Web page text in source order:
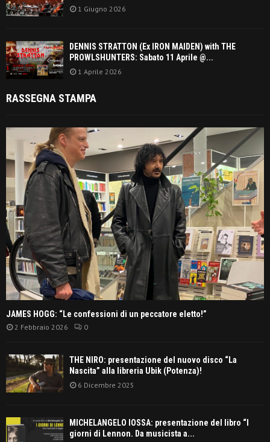
1 Giugno 2026
DENNIS STRATTON (Ex IRON MAIDEN) with THE
PROWLSHUNTERS: Sabato 11 Aprile @...
1 Aprile 2026
RASSEGNA STAMPA
JAMES HOGG: “Le confessioni di un peccatore eletto!”
2 Febbraio 2026 0
THE NIRO: presentazione del nuovo disco “La
Nascita” alla libreria Ubik (Potenza)!
6 Dicembre 2025
MICHELANGELO IOSSA: presentazione del libro “I
giorni di Lennon. Da musicista a...